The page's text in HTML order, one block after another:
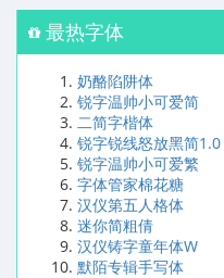
最热字体
奶酪陷阱体
锐字温帅小可爱简
二简字楷体
锐字锐线怒放黑简1.0
锐字温帅小可爱繁
字体管家棉花糖
汉仪第五人格体
迷你简粗倩
汉仪铸字童年体W
默陌专辑手写体